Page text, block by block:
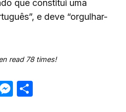
que constitui uma
e deve “orgulhar-
read 78 times!
Messenger